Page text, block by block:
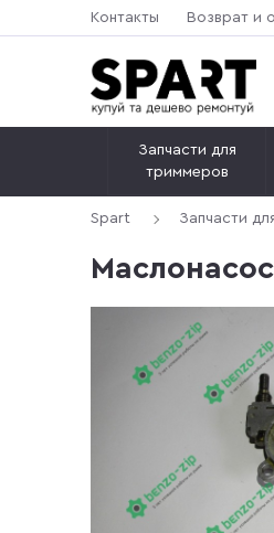
Контакты Возврат и
Запчасти для
триммеров
Spart Запчасти